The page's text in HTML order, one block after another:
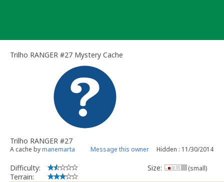
Trilho RANGER #27 Mystery Cache
Trilho RANGER #27
A cache bymanemarta Message this owner Hidden : 11/30/2014
Difficulty:
Terrain:
Size: (small)